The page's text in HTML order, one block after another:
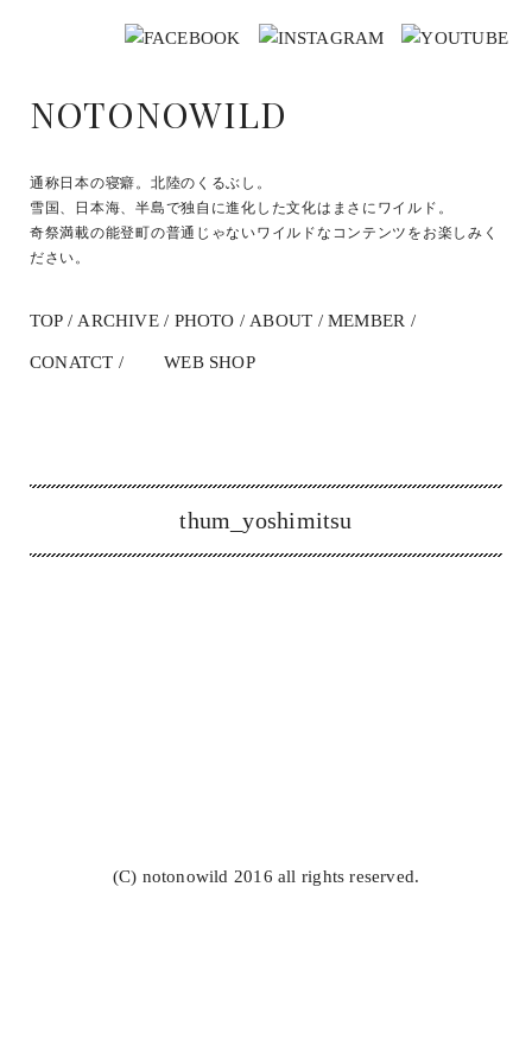
NOTONOWILD
通称日本の寝癖。北陸のくるぶし。
雪国、日本海、半島で独自に進化した文化はまさにワイルド。
奇祭満載の能登町の普通じゃないワイルドなコンテンツをお楽しみく
ださい。
TOP ARCHIVE PHOTO ABOUT MEMBER
CONATCT WEB SHOP
thum_yoshimitsu
(C) notonowild 2016 all rights reserved.